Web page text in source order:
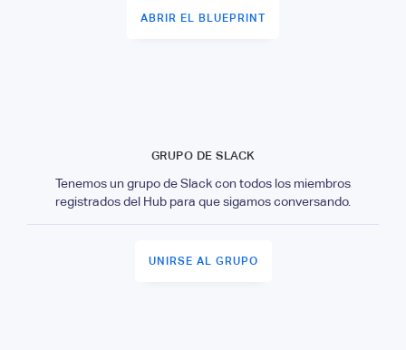
ABRIR EL BLUEPRINT
GRUPO DE SLACK
Tenemos un grupo de Slack con todos los miembros
registrados del Hub para que sigamos conversando.
UNIRSE AL GRUPO